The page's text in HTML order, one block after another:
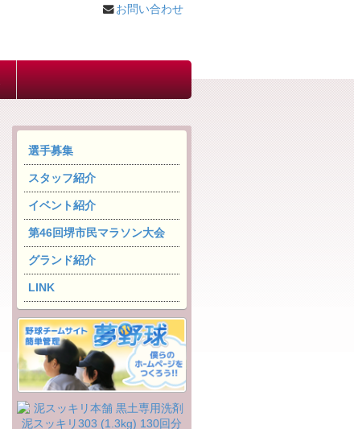
お問い合わせ
選手募集
スタッフ紹介
イベント紹介
第46回堺市民マラソン大会
グランド紹介
LINK